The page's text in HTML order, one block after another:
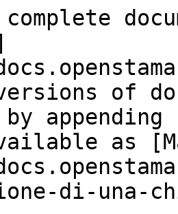
versions of
as
di-una-